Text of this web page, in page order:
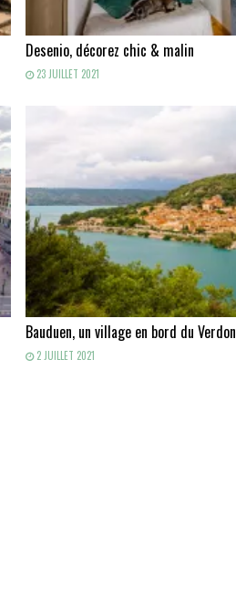
Desenio, décorez chic & malin
23 JUILLET 2021
Bauduen, un village en bord du Verdon
2 JUILLET 2021